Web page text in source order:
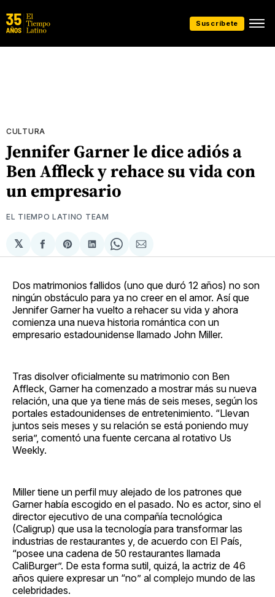
Suscríbete
CULTURA
Jennifer Garner le dice adiós a
Ben Affleck y rehace su vida con
un empresario
EL TIEMPO LATINO TEAM
𝕏
Compartir
en
Share
on
Compartir
en
Share
on
Compartir
via
Dos matrimonios fallidos (uno que duró 12 años) no son
ningún obstáculo para ya no creer en el amor. Así que
Jennifer Garner ha vuelto a rehacer su vida y ahora
comienza una nueva historia romántica con un
empresario estadounidense llamado John Miller.
Tras disolver oficialmente su matrimonio con Ben
Affleck, Garner ha comenzado a mostrar más su nueva
relación, una que ya tiene más de seis meses, según los
portales estadounidenses de entretenimiento. “Llevan
juntos seis meses y su relación se está poniendo muy
seria”, comentó una fuente cercana al rotativo Us
Weekly.
Miller tiene un perfil muy alejado de los patrones que
Garner había escogido en el pasado. No es actor, sino el
director ejecutivo de una compañía tecnológica
(Caligrup) que usa la tecnología para transformar las
industrias de restaurantes y, de acuerdo con El País,
“posee una cadena de 50 restaurantes llamada
CaliBurger”. De esta forma sutil, quizá, la actriz de 46
años quiere expresar un “no” al complejo mundo de las
celebridades.